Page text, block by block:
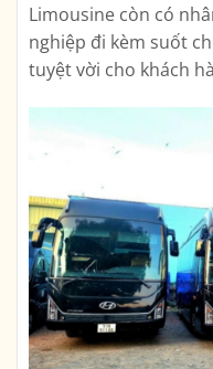
Limousine còn có
nghiệp đi kèm suốt
tuyệt vời cho khách